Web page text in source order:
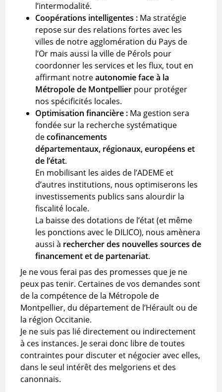
l’intermodalité.
Coopérations intelligentes : Ma stratégie
repose sur des relations fortes avec les
villes de notre agglomération du Pays de
l’Or mais aussi la ville de Pérols pour
coordonner les services et les flux, tout en
affirmant notreautonomie face à la
Métropole de Montpellier pour protéger
nos spécificités locales.
Optimisation financière : Ma gestion sera
fondée sur la recherche systématique
decofinancements
départementaux, régionaux, européens et
de l’état.
En mobilisant les aides de l’ADEME et
d’autres institutions, nous optimiserons les
investissements publics sans alourdir la
fiscalité locale.
La baisse des dotations de l’état (et même
les ponctions avec le DILICO), nous amènera
aussi à rechercher des nouvelles sources de
financement et de partenariat.
Je ne vous ferai pas des promesses que je ne
peux pas tenir. Certaines de vos demandes sont
de la compétence de la Métropole de
Montpellier, du département de l’Hérault ou de
la région Occitanie.
Je ne suis pas lié directement ou indirectement
à ces instances. Je serai donc libre de toutes
contraintes pour discuter et négocier avec elles,
dans le seul intérêt des melgoriens et des
canonnais.